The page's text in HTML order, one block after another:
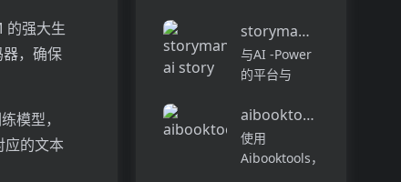
的强大生
，确保
模型，
应的文本
storymania ai story
与AI -Power
的平台与
进行工艺吸引
人的故事，旨
在协助各个级
aibooktools
使用
Aibooktools，